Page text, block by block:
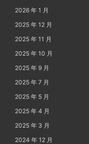
2026 年 1 月
2025 年 12 月
2025 年 11 月
2025 年 10 月
2025 年 9 月
2025 年 7 月
2025 年 5 月
2025 年 4 月
2025 年 3 月
2024 年 12 月